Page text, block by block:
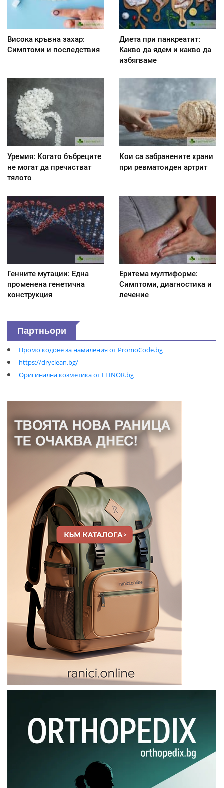
Висока кръвна захар:
Симптоми и последствия
Диета при панкреатит:
Kакво да ядем и какво да
избягваме
Уремия: Когато бъбреците
не могат да пречистват
тялото
Кои са забранените храни
при ревматоиден артрит
Генните мутации: Една
променена генетична
конструкция
Еритема мултиформе:
Симптоми, диагностика и
лечение
Партньори
Промо кодове за намаления от PromoCode.bg
https://dryclean.bg/
Оригинална козметика от ELINOR.bg